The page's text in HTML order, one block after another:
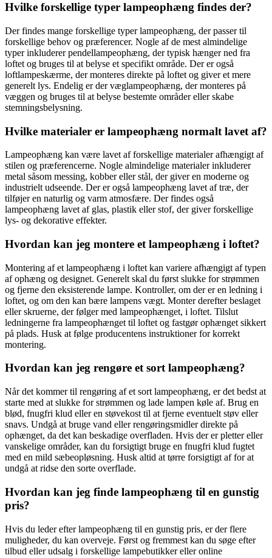
Hvilke forskellige typer lampeophæng findes der?
Der findes mange forskellige typer lampeophæng, der passer til
forskellige behov og præferencer. Nogle af de mest almindelige
typer inkluderer pendellampeophæng, der typisk hænger ned fra
loftet og bruges til at belyse et specifikt område. Der er også
loftlampeskærme, der monteres direkte på loftet og giver et mere
generelt lys. Endelig er der væglampeophæng, der monteres på
væggen og bruges til at belyse bestemte områder eller skabe
stemningsbelysning.
Hvilke materialer er lampeophæng normalt lavet af?
Lampeophæng kan være lavet af forskellige materialer afhængigt af
stilen og præferencerne. Nogle almindelige materialer inkluderer
metal såsom messing, kobber eller stål, der giver en moderne og
industrielt udseende. Der er også lampeophæng lavet af træ, der
tilføjer en naturlig og varm atmosfære. Der findes også
lampeophæng lavet af glas, plastik eller stof, der giver forskellige
lys- og dekorative effekter.
Hvordan kan jeg montere et lampeophæng i loftet?
Montering af et lampeophæng i loftet kan variere afhængigt af typen
af ophæng og designet. Generelt skal du først slukke for strømmen
og fjerne den eksisterende lampe. Kontroller, om der er en ledning i
loftet, og om den kan bære lampens vægt. Monter derefter beslaget
eller skruerne, der følger med lampeophænget, i loftet. Tilslut
ledningerne fra lampeophænget til loftet og fastgør ophænget sikkert
på plads. Husk at følge producentens instruktioner for korrekt
montering.
Hvordan kan jeg rengøre et sort lampeophæng?
Når det kommer til rengøring af et sort lampeophæng, er det bedst at
starte med at slukke for strømmen og lade lampen køle af. Brug en
blød, fnugfri klud eller en støvekost til at fjerne eventuelt støv eller
snavs. Undgå at bruge vand eller rengøringsmidler direkte på
ophænget, da det kan beskadige overfladen. Hvis der er pletter eller
vanskelige områder, kan du forsigtigt bruge en fnugfri klud fugtet
med en mild sæbeopløsning. Husk altid at tørre forsigtigt af for at
undgå at ridse den sorte overflade.
Hvordan kan jeg finde lampeophæng til en gunstig
pris?
Hvis du leder efter lampeophæng til en gunstig pris, er der flere
muligheder, du kan overveje. Først og fremmest kan du søge efter
tilbud eller udsalg i forskellige lampebutikker eller online